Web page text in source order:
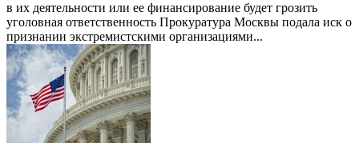
в их деятельности или ее финансирование будет грозить
уголовная ответственность Прокуратура Москвы подала иск о
признании экстремистскими организациями...